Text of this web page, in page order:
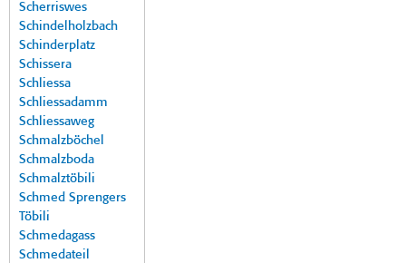
Scherriswes
Schindelholzbach
Schinderplatz
Schissera
Schliessa
Schliessadamm
Schliessaweg
Schmalzböchel
Schmalzboda
Schmalztöbili
Schmed Sprengers
Töbili
Schmedagass
Schmedateil